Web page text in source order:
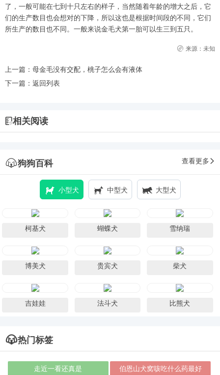
了，一般可能在七到十只左右的样子，当然随着年龄的增大之后，它
们的生产数目也会想对的下降，所以这也是根据时间段的不同，它们
所生产的数目也不同。一般来说金毛犬第一胎可以生三到五只。
来源：未知
上一篇： 母金毛没有交配，桃子怎么会有液体
下一篇： 返回列表
相关阅读
狗狗百科 查看更多
小型犬 中型犬 大型犬
柯基犬 蝴蝶犬 雪纳瑞
博美犬 贵宾犬 柴犬
吉娃娃 法斗犬 比熊犬
热门标签
走近一看还真是 伯恩山犬窝咳吃什么药最好